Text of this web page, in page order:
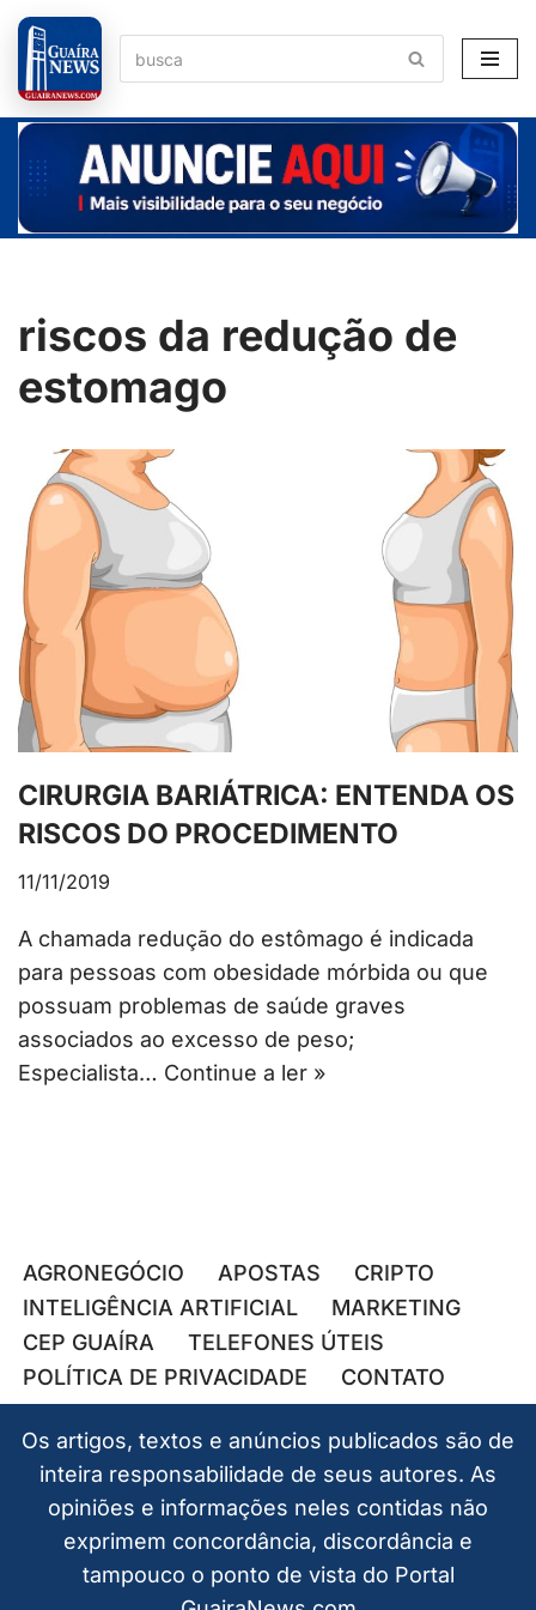
Pular
para
o
conteúdo
riscos da redução de
estomago
CIRURGIA BARIÁTRICA: ENTENDA OS
RISCOS DO PROCEDIMENTO
11/11/2019
A chamada redução do estômago é indicada
para pessoas com obesidade mórbida ou que
possuam problemas de saúde graves
associados ao excesso de peso;
Especialista… Continue a ler »
AGRONEGÓCIO APOSTAS
CRIPTO
INTELIGÊNCIA ARTIFICIAL
MARKETING
CEP GUAÍRA
TELEFONES ÚTEIS
POLÍTICA DE PRIVACIDADE
CONTATO
Os artigos, textos e anúncios publicados são de
inteira responsabilidade de seus autores. As
opiniões e informações neles contidas não
exprimem concordância, discordância e
tampouco o ponto de vista do Portal